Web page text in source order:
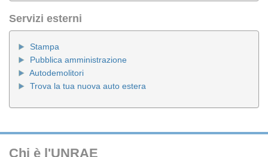
Servizi esterni
Stampa
Pubblica amministrazione
Autodemolitori
Trova la tua nuova auto estera
Chi è l'UNRAE